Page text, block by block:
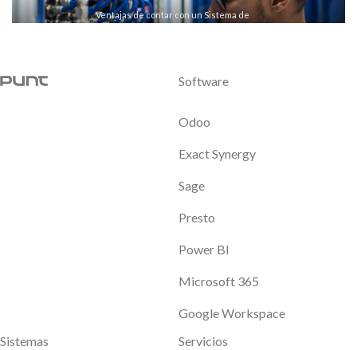
Ventajas de contar con un Sistema de
Software
Odoo
Exact Synergy
Sage
Presto
Power BI
Microsoft 365
Google Workspace
Sistemas
Servicios